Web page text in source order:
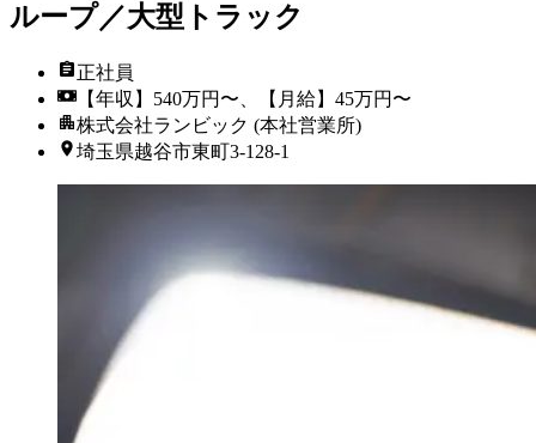
ループ／大型トラック
正社員
【年収】540万円〜、【月給】45万円〜
株式会社ランビック (本社営業所)
埼玉県越谷市東町3-128-1